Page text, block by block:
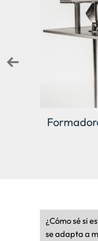
Mordaza
¿Cómo sé si
se adapta a